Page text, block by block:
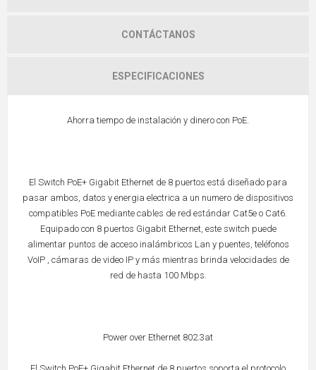
CONTÁCTANOS
ESPECIFICACIONES
Ahorra tiempo de instalación y dinero con PoE.
El Switch PoE+ Gigabit Ethernet de 8 puertos está diseñado para
pasar ambos, datos y energia electrica a un numero de dispositivos
compatibles PoE mediante cables de red estándar Cat5e o Cat6.
Equipado con 8 puertos Gigabit Ethernet, este switch puede
alimentar puntos de acceso inalámbricos Lan y puentes, teléfonos
VoIP , cámaras de video IP y más mientras brinda velocidades de
red de hasta 100 Mbps.
Power over Ethernet 802.3at